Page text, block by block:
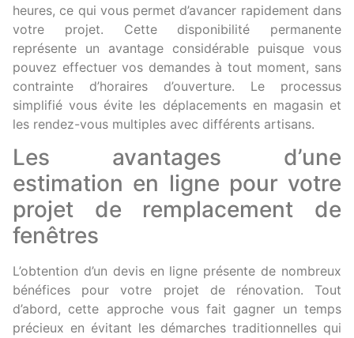
heures, ce qui vous permet d’avancer rapidement dans
votre projet. Cette disponibilité permanente
représente un avantage considérable puisque vous
pouvez effectuer vos demandes à tout moment, sans
contrainte d’horaires d’ouverture. Le processus
simplifié vous évite les déplacements en magasin et
les rendez-vous multiples avec différents artisans.
Les avantages d’une
estimation en ligne pour votre
projet de remplacement de
fenêtres
L’obtention d’un devis en ligne présente de nombreux
bénéfices pour votre projet de rénovation. Tout
d’abord, cette approche vous fait gagner un temps
précieux en évitant les démarches traditionnelles qui